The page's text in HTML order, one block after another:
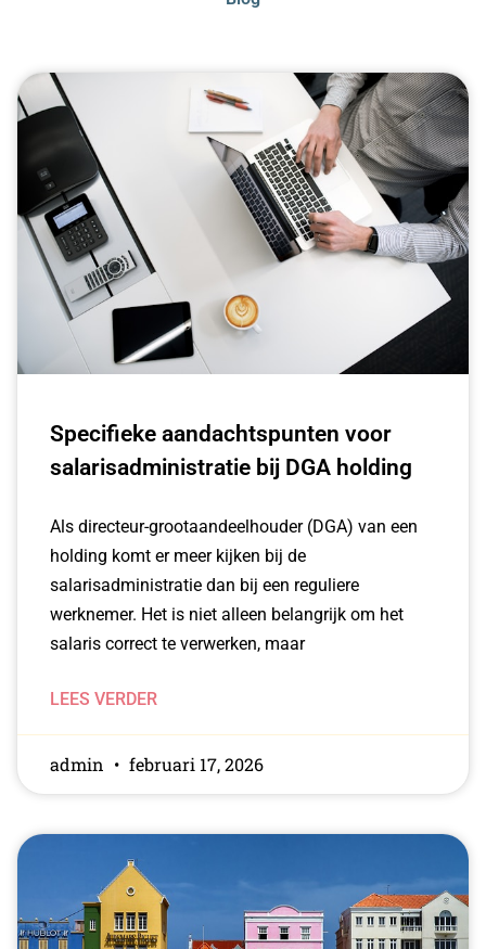
Specifieke aandachtspunten voor
salarisadministratie bij DGA holding
Als directeur-grootaandeelhouder (DGA) van een
holding komt er meer kijken bij de
salarisadministratie dan bij een reguliere
werknemer. Het is niet alleen belangrijk om het
salaris correct te verwerken, maar
LEES VERDER
admin februari 17, 2026